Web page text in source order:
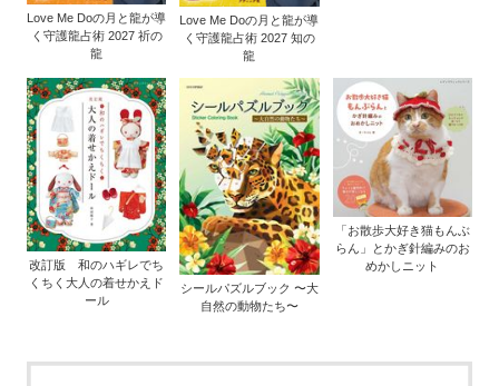
Love Me Doの月と龍が導
く守護龍占術 2027 祈の
龍
Love Me Doの月と龍が導
く守護龍占術 2027 知の
龍
改訂版 和のハギレでち
くちく大人の着せかえド
ール
シールパズルブック 〜大
自然の動物たち〜
「お散歩大好き猫もんぶ
らん」とかぎ針編みのお
めかしニット